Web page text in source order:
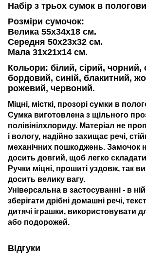
Набір з трьох сумок в
Розміри сумочок:
Велика 55х34х18 см.
Середня 50х23х32 см.
Мала 31х21х14 см.
Кольори: білий, сірий, чорний,
бордовий, синій, блакитний,
рожевий, червоний.
Міцні, місткі, прозорі сумки в
Сумка виготовлена з щільного
полівінілхлориду. Матеріал не
і вологу, надійно захищає речі,
механічних пошкоджень. Замочок
досить довгий, щоб легко складати
Ручки міцні, прошиті уздовж, так
досить велику вагу.
Універсальна в застосуванні - в
зберігати дрібні домашні речі,
дитячі іграшки, використовувати
або подорожей.
Відгуки